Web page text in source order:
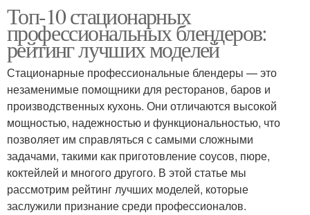
Топ-10 стационарных
профессиональных блендеров:
рейтинг лучших моделей
Стационарные профессиональные блендеры — это
незаменимые помощники для ресторанов, баров и
производственных кухонь. Они отличаются высокой
мощностью, надежностью и функциональностью, что
позволяет им справляться с самыми сложными
задачами, такими как приготовление соусов, пюре,
коктейлей и многого другого. В этой статье мы
рассмотрим рейтинг лучших моделей, которые
заслужили признание среди профессионалов.